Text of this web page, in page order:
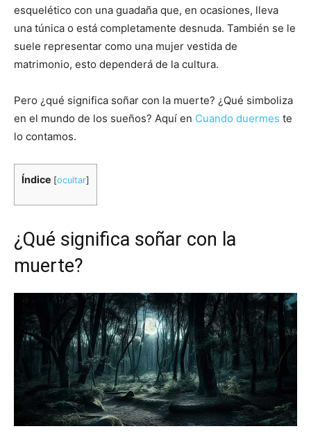
esquelético con una guadaña que, en ocasiones, lleva
una túnica o está completamente desnuda. También se le
suele representar como una mujer vestida de
matrimonio, esto dependerá de la cultura.
Pero ¿qué significa soñar con la muerte? ¿Qué simboliza
en el mundo de los sueños? Aquí en Cuando duermes te
lo contamos.
Índice [ocultar]
¿Qué significa soñar con la
muerte?